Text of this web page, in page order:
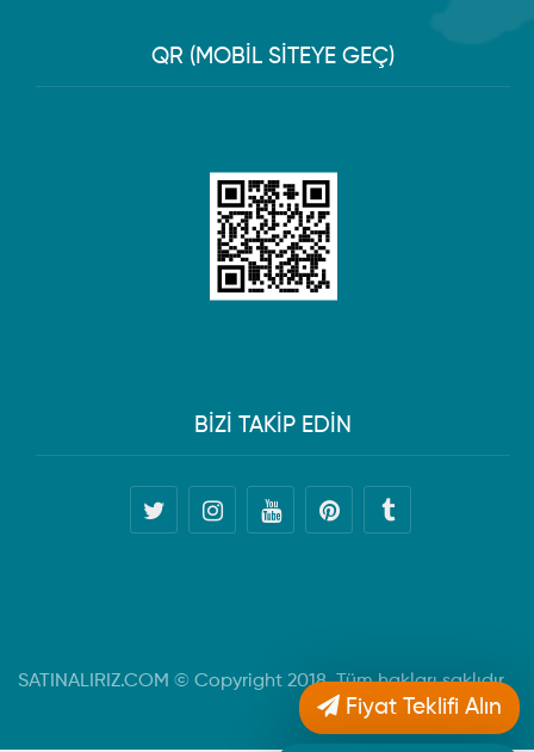
QR (MOBİL SİTEYE GEÇ)
BİZİ TAKİP EDİN
SATINALIRIZ.COM © Copyright 2018. Tüm hakları saklıdır.
Fiyat Teklifi Alın